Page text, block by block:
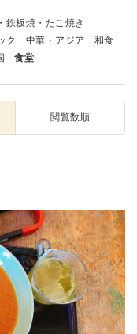
鉄板焼・たこ焼き
ク 中華・アジア
和食
食堂
閲覧数順